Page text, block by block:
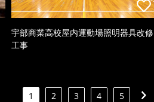
宇部商業高校屋内運動場照明器具改修
工事
1 2 3 4 5